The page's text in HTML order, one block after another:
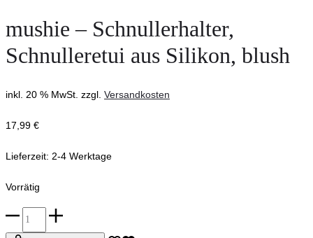
mushie – Schnullerhalter,
Schnulleretui aus Silikon, blush
inkl. 20 % MwSt. zzgl. Versandkosten
17,99 €
Lieferzeit: 2-4 Werktage
Vorrätig
mushie